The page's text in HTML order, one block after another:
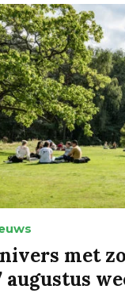
met
augustus